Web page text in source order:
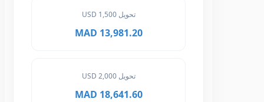
تحويل 1,500 USD
13,981.20 MAD
تحويل 2,000 USD
18,641.60 MAD